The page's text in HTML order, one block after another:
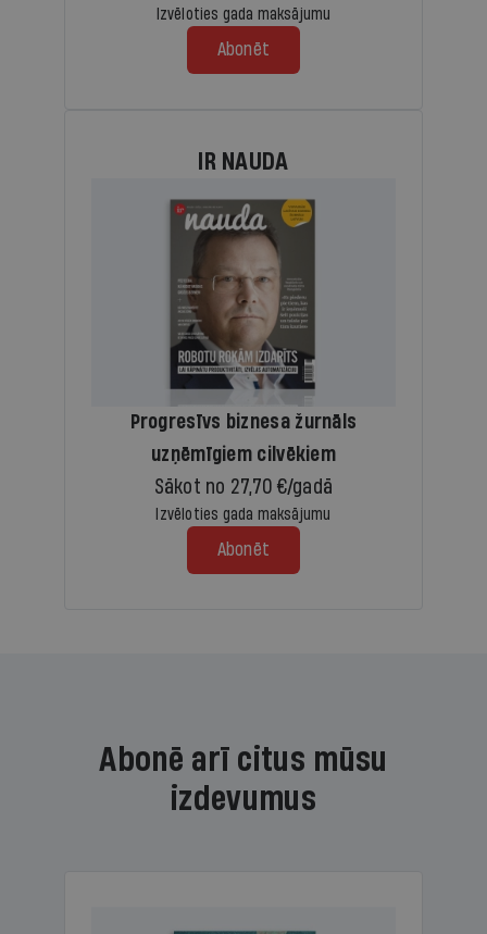
Izvēloties gada maksājumu
Abonēt
IR NAUDA
Progresīvs biznesa žurnāls
uzņēmīgiem cilvēkiem
Sākot no 27,70 €/gadā
Izvēloties gada maksājumu
Abonēt
Abonē arī citus mūsu
izdevumus